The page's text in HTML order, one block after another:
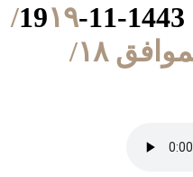
١٩/
ذو القعدة/١٤٤٣ الموافق ١٨/